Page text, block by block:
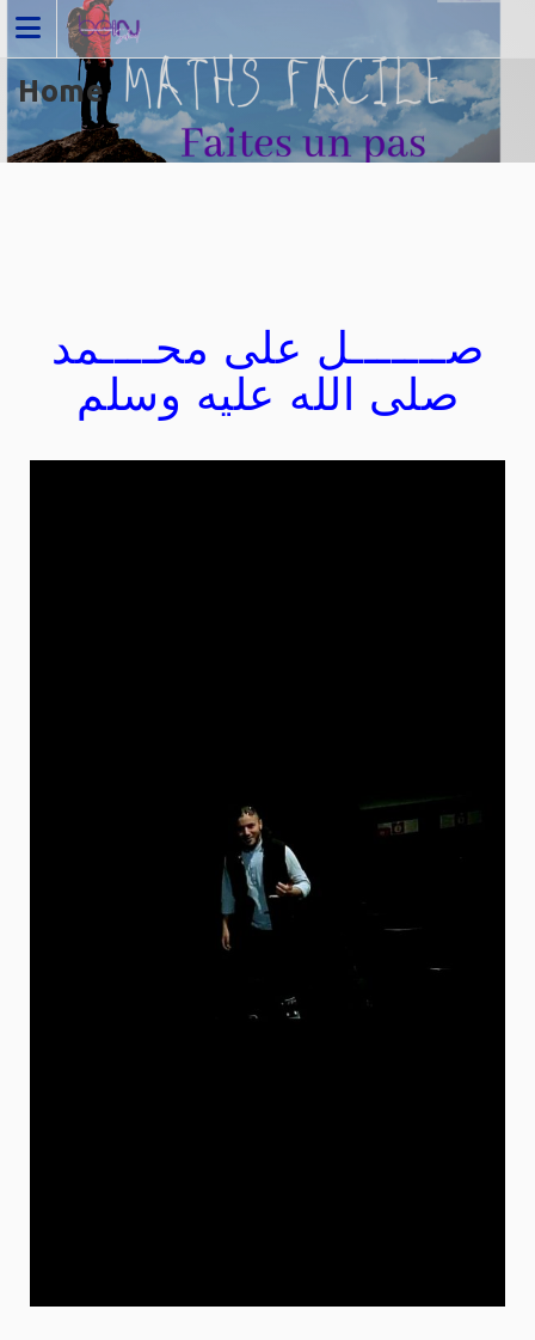
Home
صـــــــل على محــــمد
صلى الله عليه وسلم